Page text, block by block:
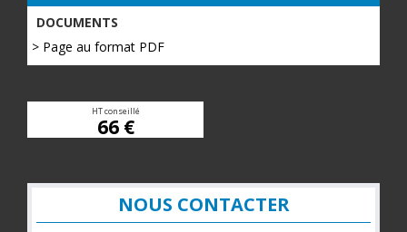
DOCUMENTS
> Page au format PDF
HT conseillé
66 €
NOUS CONTACTER